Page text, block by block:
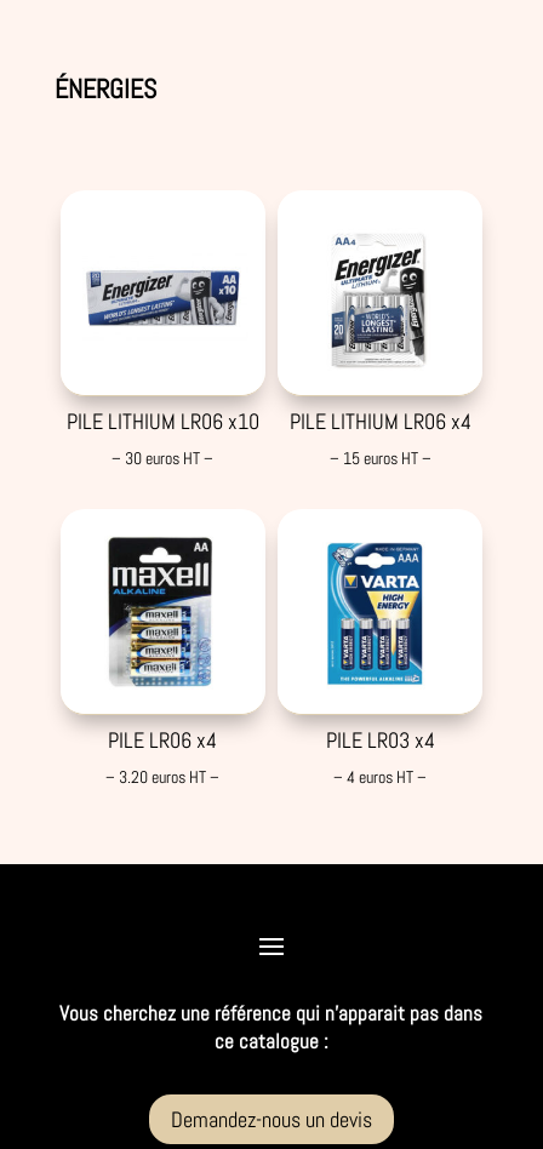
ÉNERGIES
PILE LITHIUM LR06 x10
– 30 euros HT –
PILE LITHIUM LR06 x4
– 15 euros HT –
PILE LR06 x4
– 3.20 euros HT –
PILE LR03 x4
– 4 euros HT –
Vous cherchez une référence qui n’apparait pas dans
ce catalogue :
Demandez-nous un devis